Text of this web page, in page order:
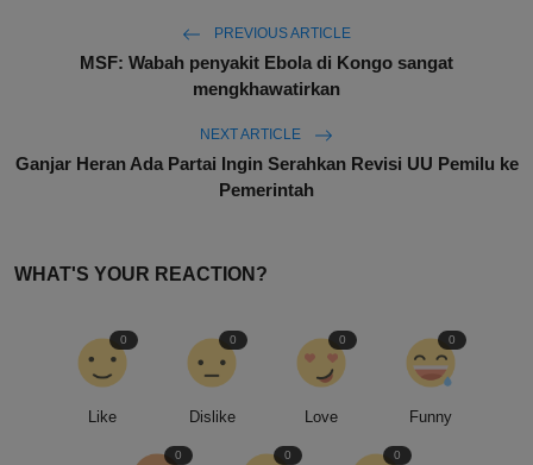
PREVIOUS ARTICLE
MSF: Wabah penyakit Ebola di Kongo sangat
mengkhawatirkan
NEXT ARTICLE
Ganjar Heran Ada Partai Ingin Serahkan Revisi UU Pemilu ke
Pemerintah
WHAT'S YOUR REACTION?
Like
0
Dislike
0
Love
0
Funny
0
0 0 0